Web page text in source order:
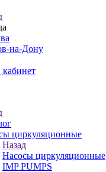
на-Дону
циркуляционные
Назад
Насосы циркуляционные
IMP PUMPS